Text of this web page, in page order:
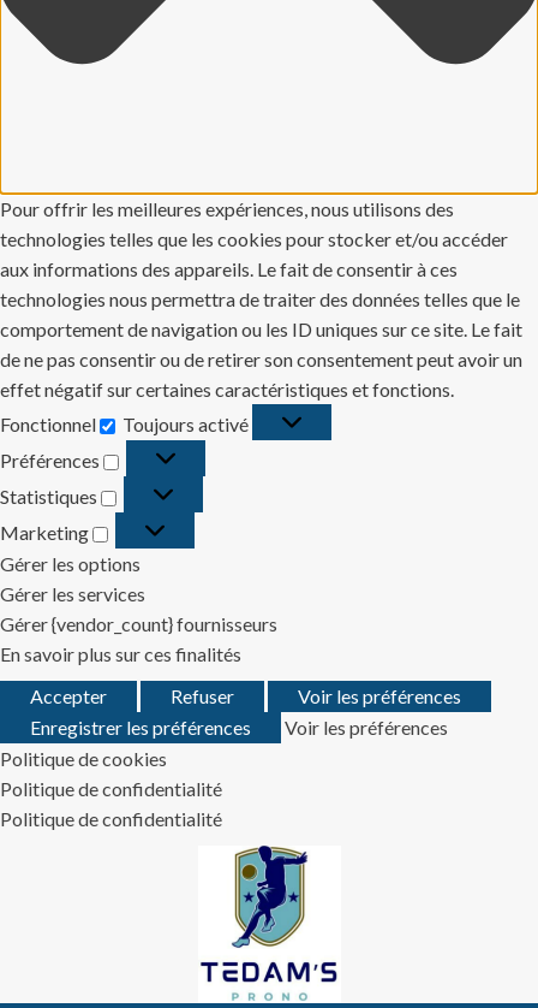
Pour offrir les meilleures expériences, nous utilisons des
technologies telles que les cookies pour stocker et/ou accéder
aux informations des appareils. Le fait de consentir à ces
technologies nous permettra de traiter des données telles que le
comportement de navigation ou les ID uniques sur ce site. Le fait
de ne pas consentir ou de retirer son consentement peut avoir un
effet négatif sur certaines caractéristiques et fonctions.
Fonctionnel
Fonctionnel
Toujours activé
Préférences
Préférences
Statistiques
Statistiques
Marketing
Marketing
Gérer les options
Gérer les services
Gérer {vendor_count} fournisseurs
En savoir plus sur ces finalités
Accepter
Refuser
Voir les préférences
Enregistrer les préférences
Voir les préférences
Politique de cookies
Politique de confidentialité
Politique de confidentialité